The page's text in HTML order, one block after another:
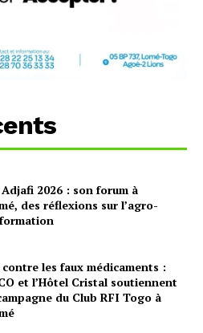
2026 : son forum à
des réflexions sur l’agro-
les faux médicaments :
et l’Hôtel Cristal soutiennent
du Club RFI Togo à